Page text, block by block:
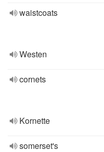
waistcoats
Westen
cornets
Kornette
somerset's